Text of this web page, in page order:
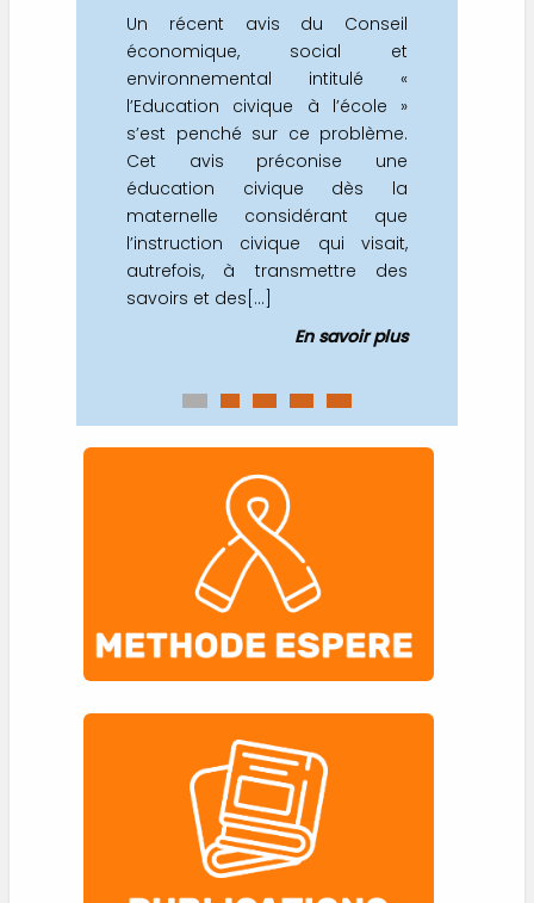
Un récent avis du Conseil
économique, social et
environnemental intitulé «
l’Education civique à l’école »
s’est penché sur ce problème.
Cet avis préconise une
éducation civique dès la
maternelle considérant que
l’instruction civique qui visait,
autrefois, à transmettre des
savoirs et des[...]
En savoir plus
0 1 2 3 4